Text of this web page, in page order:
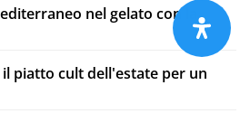
nel gelato con la
piatto cult dell'estate per un